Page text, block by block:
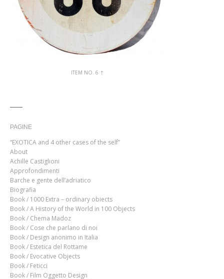
ITEM NO. 6 ↑
PAGINE
“EXOTICA and 4 other cases of the self”
About
Achille Castiglioni
Approfondimenti
Barche e gente dell’adriatico
Biografia
Book / 1000 Extra – ordinary obiects
Book / A History of the World in 100 Objects
Book / Chema Madoz
Book / Cose che parlano di noi
Book / Design anonimo in Italia
Book / Estetica del Rottame
Book / Evocative Objects
Book / Feticci
Book / Film Oggetto Design